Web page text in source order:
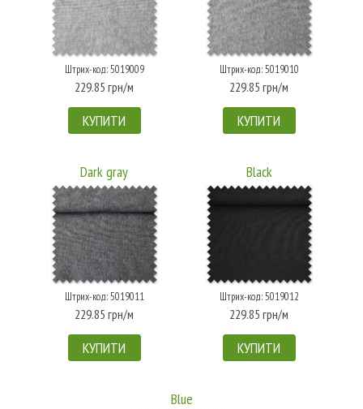
Штрих-код: 5019009
229.85 грн/м
КУПИТИ
Штрих-код: 5019010
229.85 грн/м
КУПИТИ
Dark gray
Штрих-код: 5019011
229.85 грн/м
КУПИТИ
Black
Штрих-код: 5019012
229.85 грн/м
КУПИТИ
Blue